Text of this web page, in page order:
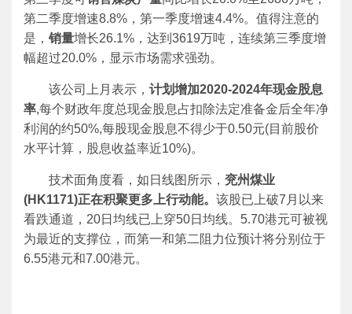
第二季度增速8.8%，第一季度增速4.4%。值得注意的
是， 销量增长26.1%，达到3619万吨，连续第三季度增
幅超过20.0%，显示市场需求强劲。
该公司上月表示， 计划增加2020-2024年现金股息
率,每个财政年度总现金股息占扣除法定准备金后全年净
利润的约50%,每股现金股息不得少于0.50元(目前股价
水平计算，股息收益率近10%)。
技术面角度看，如日线图所示， 兖州煤业
(HK1171)正在积聚更多上行动能。 该股已上破7月以来
看跌通道，20日均线已上穿50日均线。5.70港元可被视
为最近的支撑位，而第一和第二阻力位预计将分别位于
6.55港元和7.00港元。